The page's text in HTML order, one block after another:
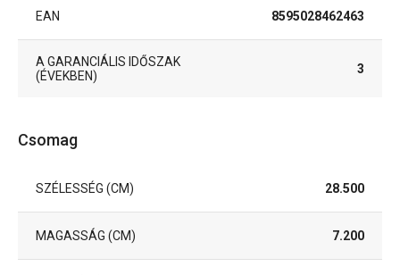
EAN 8595028462463
A GARANCIÁLIS IDŐSZAK
(ÉVEKBEN)
3
Csomag
SZÉLESSÉG (CM) 28.500
MAGASSÁG (CM) 7.200